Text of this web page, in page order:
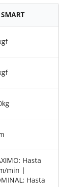
Hasta
min |
Hasta